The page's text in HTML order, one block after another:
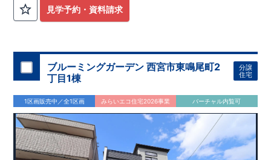
見学予約・資料請求
ブルーミングガーデン 西宮市東鳴尾町2
丁目1棟
分譲
住宅
1区画販売中／全1区画 みらいエコ住宅2026事業 バーチャル内覧可